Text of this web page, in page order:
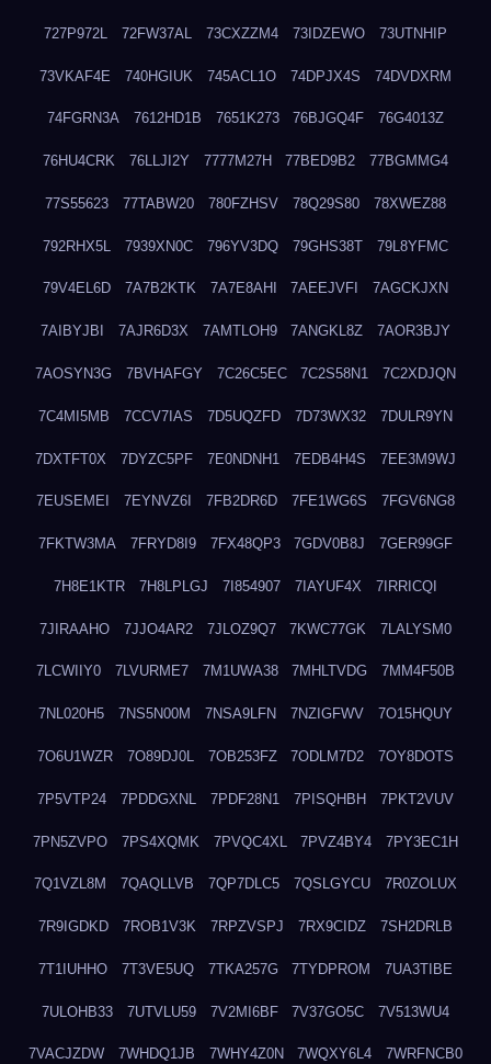
727P972L 72FW37AL 73CXZZM4 73IDZEWO 73UTNHIP
73VKAF4E 740HGIUK 745ACL1O 74DPJX4S 74DVDXRM
74FGRN3A 7612HD1B 7651K273 76BJGQ4F 76G4013Z
76HU4CRK 76LLJI2Y 7777M27H 77BED9B2 77BGMMG4
77S55623 77TABW20 780FZHSV 78Q29S80 78XWEZ88
792RHX5L 7939XN0C 796YV3DQ 79GHS38T 79L8YFMC
79V4EL6D 7A7B2KTK 7A7E8AHI 7AEEJVFI 7AGCKJXN
7AIBYJBI 7AJR6D3X 7AMTLOH9 7ANGKL8Z 7AOR3BJY
7AOSYN3G 7BVHAFGY 7C26C5EC 7C2S58N1 7C2XDJQN
7C4MI5MB 7CCV7IAS 7D5UQZFD 7D73WX32 7DULR9YN
7DXTFT0X 7DYZC5PF 7E0NDNH1 7EDB4H4S 7EE3M9WJ
7EUSEMEI 7EYNVZ6I 7FB2DR6D 7FE1WG6S 7FGV6NG8
7FKTW3MA 7FRYD8I9 7FX48QP3 7GDV0B8J 7GER99GF
7H8E1KTR 7H8LPLGJ 7I854907 7IAYUF4X 7IRRICQI
7JIRAAHO 7JJO4AR2 7JLOZ9Q7 7KWC77GK 7LALYSM0
7LCWIIY0 7LVURME7 7M1UWA38 7MHLTVDG 7MM4F50B
7NL020H5 7NS5N00M 7NSA9LFN 7NZIGFWV 7O15HQUY
7O6U1WZR 7O89DJ0L 7OB253FZ 7ODLM7D2 7OY8DOTS
7P5VTP24 7PDDGXNL 7PDF28N1 7PISQHBH 7PKT2VUV
7PN5ZVPO 7PS4XQMK 7PVQC4XL 7PVZ4BY4 7PY3EC1H
7Q1VZL8M 7QAQLLVB 7QP7DLC5 7QSLGYCU 7R0ZOLUX
7R9IGDKD 7ROB1V3K 7RPZVSPJ 7RX9CIDZ 7SH2DRLB
7T1IUHHO 7T3VE5UQ 7TKA257G 7TYDPROM 7UA3TIBE
7ULOHB33 7UTVLU59 7V2MI6BF 7V37GO5C 7V513WU4
7VACJZDW 7WHDQ1JB 7WHY4Z0N 7WQXY6L4 7WRFNCB0